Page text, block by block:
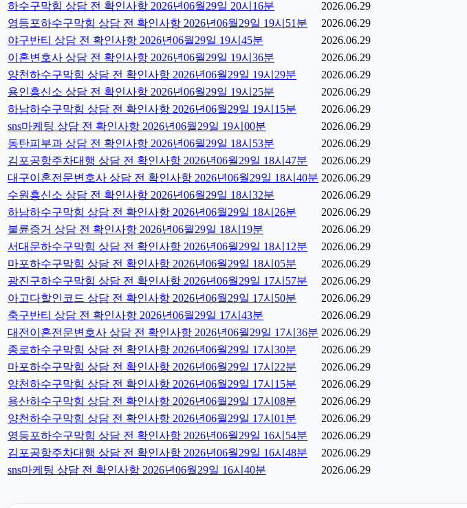
하수구막힘 상담 전 확인사항 2026년06월29일 20시16분
2026.06.29
영등포하수구막힘 상담 전 확인사항 2026년06월29일 19시51분
2026.06.29
야구반티 상담 전 확인사항 2026년06월29일 19시45분
2026.06.29
이혼변호사 상담 전 확인사항 2026년06월29일 19시36분
2026.06.29
양천하수구막힘 상담 전 확인사항 2026년06월29일 19시29분
2026.06.29
용인흥신소 상담 전 확인사항 2026년06월29일 19시25분
2026.06.29
하남하수구막힘 상담 전 확인사항 2026년06월29일 19시15분
2026.06.29
sns마케팅 상담 전 확인사항 2026년06월29일 19시00분
2026.06.29
동탄피부과 상담 전 확인사항 2026년06월29일 18시53분
2026.06.29
김포공항주차대행 상담 전 확인사항 2026년06월29일 18시47분
2026.06.29
대구이혼전문변호사 상담 전 확인사항 2026년06월29일 18시40분 2026.06.29
수원흥신소 상담 전 확인사항 2026년06월29일 18시32분
2026.06.29
하남하수구막힘 상담 전 확인사항 2026년06월29일 18시26분
2026.06.29
불륜증거 상담 전 확인사항 2026년06월29일 18시19분
2026.06.29
서대문하수구막힘 상담 전 확인사항 2026년06월29일 18시12분
2026.06.29
마포하수구막힘 상담 전 확인사항 2026년06월29일 18시05분
2026.06.29
광진구하수구막힘 상담 전 확인사항 2026년06월29일 17시57분
2026.06.29
아고다할인코드 상담 전 확인사항 2026년06월29일 17시50분
2026.06.29
축구반티 상담 전 확인사항 2026년06월29일 17시43분
2026.06.29
대전이혼전문변호사 상담 전 확인사항 2026년06월29일 17시36분 2026.06.29
종로하수구막힘 상담 전 확인사항 2026년06월29일 17시30분
2026.06.29
마포하수구막힘 상담 전 확인사항 2026년06월29일 17시22분
2026.06.29
양천하수구막힘 상담 전 확인사항 2026년06월29일 17시15분
2026.06.29
용산하수구막힘 상담 전 확인사항 2026년06월29일 17시08분
2026.06.29
양천하수구막힘 상담 전 확인사항 2026년06월29일 17시01분
2026.06.29
영등포하수구막힘 상담 전 확인사항 2026년06월29일 16시54분
2026.06.29
김포공항주차대행 상담 전 확인사항 2026년06월29일 16시48분
2026.06.29
sns마케팅 상담 전 확인사항 2026년06월29일 16시40분
2026.06.29